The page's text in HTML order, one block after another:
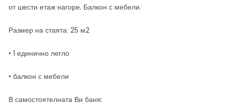
от шести етаж нагоре. Балкон с мебели.
Размер на стаята: 25 м2
• 1 единично легло
• балкон с мебели
В самостоятелната Ви баня: